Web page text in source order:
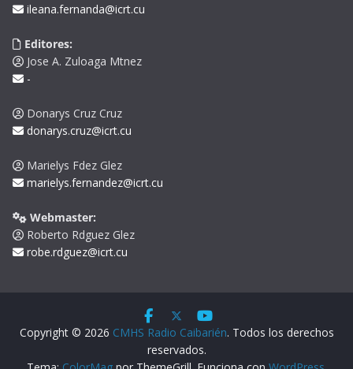
ileana.fernanda@icrt.cu
Editores:
Jose A. Zuloaga Mtnez
-
Donarys Cruz Cruz
donarys.cruz@icrt.cu
Marielys Fdez Glez
marielys.fernandez@icrt.cu
Webmaster:
Roberto Rdguez Glez
robe.rdguez@icrt.cu
Copyright © 2026 CMHS Radio Caibarién. Todos los derechos
reservados.